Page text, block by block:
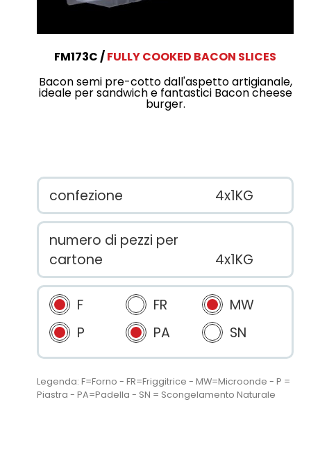
FM173C
FULLY COOKED BACON SLICES
Bacon semi pre-cotto dall'aspetto artigianale,
ideale per sandwich e fantastici Bacon cheese
burger.
confezione 4x1KG
numero di pezzi per
cartone
4x1KG
F FR
MW
P
PA SN
Legenda: F=Forno - FR=Friggitrice - MW=Microonde - P =
Piastra - PA=Padella - SN = Scongelamento Naturale